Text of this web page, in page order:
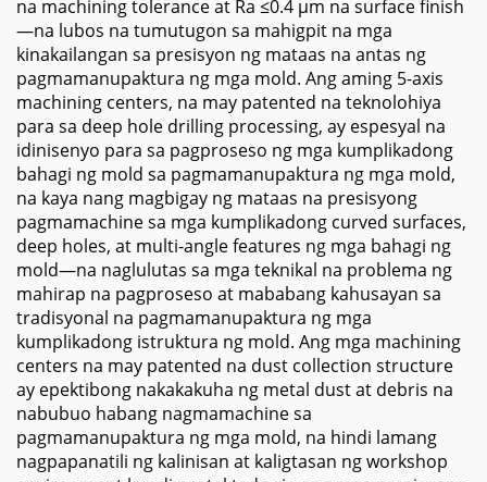
na machining tolerance at Ra ≤0.4 µm na surface finish
—na lubos na tumutugon sa mahigpit na mga
kinakailangan sa presisyon ng mataas na antas ng
pagmamanupaktura ng mga mold. Ang aming 5-axis
machining centers, na may patented na teknolohiya
para sa deep hole drilling processing, ay espesyal na
idinisenyo para sa pagproseso ng mga kumplikadong
bahagi ng mold sa pagmamanupaktura ng mga mold,
na kaya nang magbigay ng mataas na presisyong
pagmamachine sa mga kumplikadong curved surfaces,
deep holes, at multi-angle features ng mga bahagi ng
mold—na naglulutas sa mga teknikal na problema ng
mahirap na pagproseso at mababang kahusayan sa
tradisyonal na pagmamanupaktura ng mga
kumplikadong istruktura ng mold. Ang mga machining
centers na may patented na dust collection structure
ay epektibong nakakakuha ng metal dust at debris na
nabubuo habang nagmamachine sa
pagmamanupaktura ng mga mold, na hindi lamang
nagpapanatili ng kalinisan at kaligtasan ng workshop